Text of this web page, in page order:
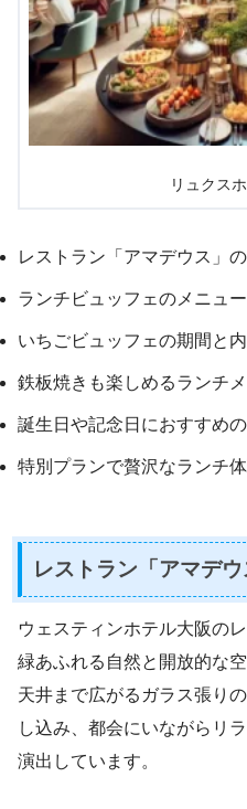
リュクス
レストラン「アマデウス」
ランチビュッフェのメニュ
いちごビュッフェの期間と
鉄板焼きも楽しめるランチ
誕生日や記念日におすすめ
特別プランで贅沢なランチ
レストラン「アマデ
ウェスティンホテル大阪の
緑あふれる自然と開放的な
天井まで広がるガラス張り
し込み、都会にいながらリ
演出しています。